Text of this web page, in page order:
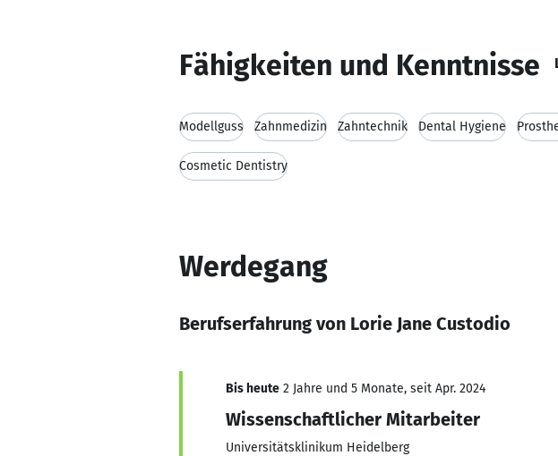
Fähigkeiten und Kenntnisse
Modellguss Zahnmedizin Zahntechnik Dental Hygiene
Cosmetic Dentistry
Werdegang
Berufserfahrung von Lorie Jane Custodio
Bis heute 2 Jahre und 5 Monate, seit Apr. 2024
Wissenschaftlicher Mitarbeiter
Universitätsklinikum Heidelberg